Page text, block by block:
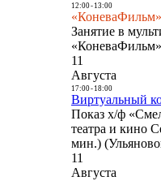
12:00- 13:00
Занятие в
11
Августа
17:00- 18:00
Виртуальный
Показ х/ф
театра и кино
мин.)
11
Августа